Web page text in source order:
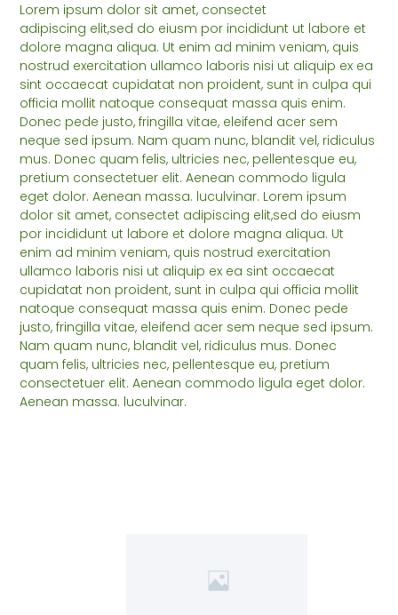
Lorem ipsum dolor sit amet, consectet
adipiscing elit,sed do eiusm por incididunt ut labore et
dolore magna aliqua. Ut enim ad minim veniam, quis
nostrud exercitation ullamco laboris nisi ut aliquip ex ea
sint occaecat cupidatat non proident, sunt in culpa qui
officia mollit natoque consequat massa quis enim.
Donec pede justo, fringilla vitae, eleifend acer sem
neque sed ipsum. Nam quam nunc, blandit vel, ridiculus
mus. Donec quam felis, ultricies nec, pellentesque eu,
pretium consectetuer elit. Aenean commodo ligula
eget dolor. Aenean massa. luculvinar. Lorem ipsum
dolor sit amet, consectet adipiscing elit,sed do eiusm
por incididunt ut labore et dolore magna aliqua. Ut
enim ad minim veniam, quis nostrud exercitation
ullamco laboris nisi ut aliquip ex ea sint occaecat
cupidatat non proident, sunt in culpa qui officia mollit
natoque consequat massa quis enim. Donec pede
justo, fringilla vitae, eleifend acer sem neque sed ipsum.
Nam quam nunc, blandit vel, ridiculus mus. Donec
quam felis, ultricies nec, pellentesque eu, pretium
consectetuer elit. Aenean commodo ligula eget dolor.
Aenean massa. luculvinar.